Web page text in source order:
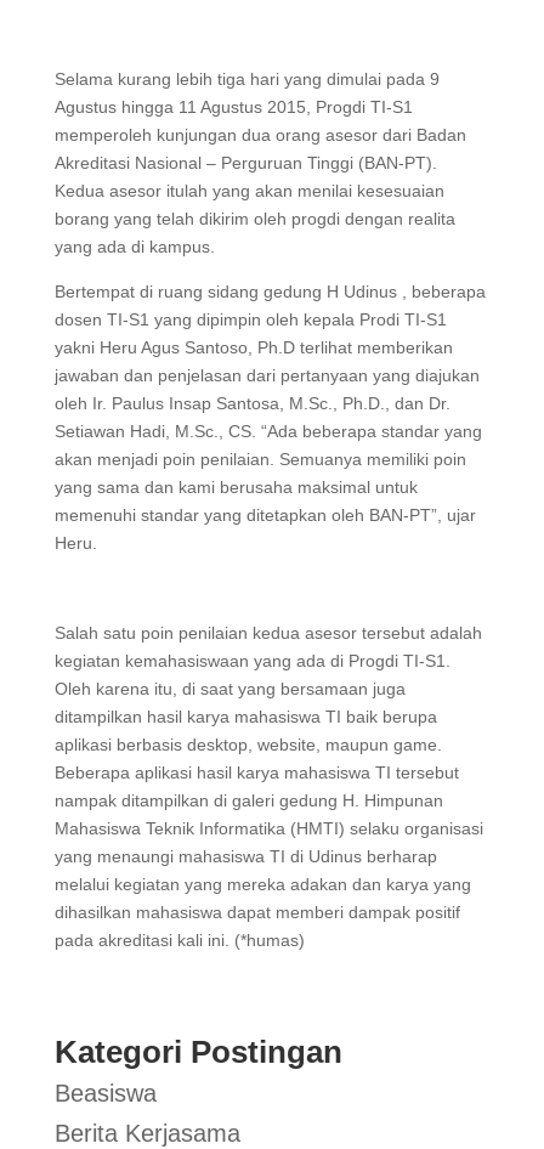
Selama kurang lebih tiga hari yang dimulai pada 9
Agustus hingga 11 Agustus 2015, Progdi TI-S1
memperoleh kunjungan dua orang asesor dari Badan
Akreditasi Nasional – Perguruan Tinggi (BAN-PT).
Kedua asesor itulah yang akan menilai kesesuaian
borang yang telah dikirim oleh progdi dengan realita
yang ada di kampus.
Bertempat di ruang sidang gedung H Udinus , beberapa
dosen TI-S1 yang dipimpin oleh kepala Prodi TI-S1
yakni Heru Agus Santoso, Ph.D terlihat memberikan
jawaban dan penjelasan dari pertanyaan yang diajukan
oleh Ir. Paulus Insap Santosa, M.Sc., Ph.D., dan Dr.
Setiawan Hadi, M.Sc., CS. “Ada beberapa standar yang
akan menjadi poin penilaian. Semuanya memiliki poin
yang sama dan kami berusaha maksimal untuk
memenuhi standar yang ditetapkan oleh BAN-PT”, ujar
Heru.
Salah satu poin penilaian kedua asesor tersebut adalah
kegiatan kemahasiswaan yang ada di Progdi TI-S1.
Oleh karena itu, di saat yang bersamaan juga
ditampilkan hasil karya mahasiswa TI baik berupa
aplikasi berbasis desktop, website, maupun game.
Beberapa aplikasi hasil karya mahasiswa TI tersebut
nampak ditampilkan di galeri gedung H. Himpunan
Mahasiswa Teknik Informatika (HMTI) selaku organisasi
yang menaungi mahasiswa TI di Udinus berharap
melalui kegiatan yang mereka adakan dan karya yang
dihasilkan mahasiswa dapat memberi dampak positif
pada akreditasi kali ini. (*humas)
Kategori Postingan
Beasiswa
Berita Kerjasama